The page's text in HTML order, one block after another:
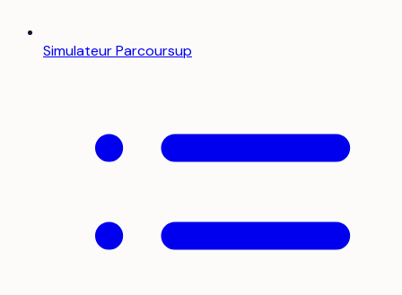
Simulateur Parcoursup